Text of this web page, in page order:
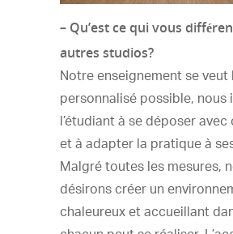
– Qu’est ce qui vous
autres studios?
Notre enseignement se
personnalisé possible, nous
l’étudiant à se déposer
et à adapter la pratique à
Malgré toutes les mesures,
désirons créer un
chaleureux et accueillant